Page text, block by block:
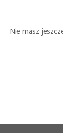
Nie masz